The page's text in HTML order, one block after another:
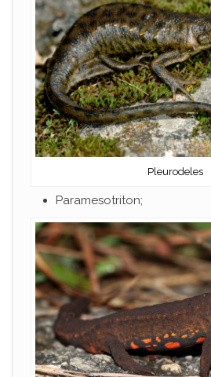
Pleurodeles
Paramesotriton;